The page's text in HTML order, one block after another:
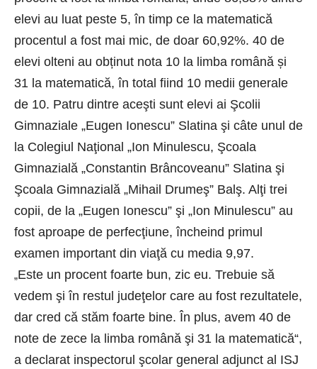
elevi au luat peste 5, în timp ce la matematică
procentul a fost mai mic, de doar 60,92%. 40 de
elevi olteni au obținut nota 10 la limba română și
31 la matematică, în total fiind 10 medii generale
de 10. Patru dintre aceşti sunt elevi ai Şcolii
Gimnaziale „Eugen Ionescu” Slatina şi câte unul de
la Colegiul Naţional „Ion Minulescu, Şcoala
Gimnazială „Constantin Brâncoveanu” Slatina şi
Şcoala Gimnazială „Mihail Drumeş” Balş. Alţi trei
copii, de la „Eugen Ionescu” şi „Ion Minulescu” au
fost aproape de perfecţiune, încheind primul
examen important din viaţă cu media 9,97.
„Este un procent foarte bun, zic eu. Trebuie să
vedem şi în restul judeţelor care au fost rezultatele,
dar cred că stăm foarte bine. În plus, avem 40 de
note de zece la limba română şi 31 la matematică“,
a declarat inspectorul şcolar general adjunct al ISJ